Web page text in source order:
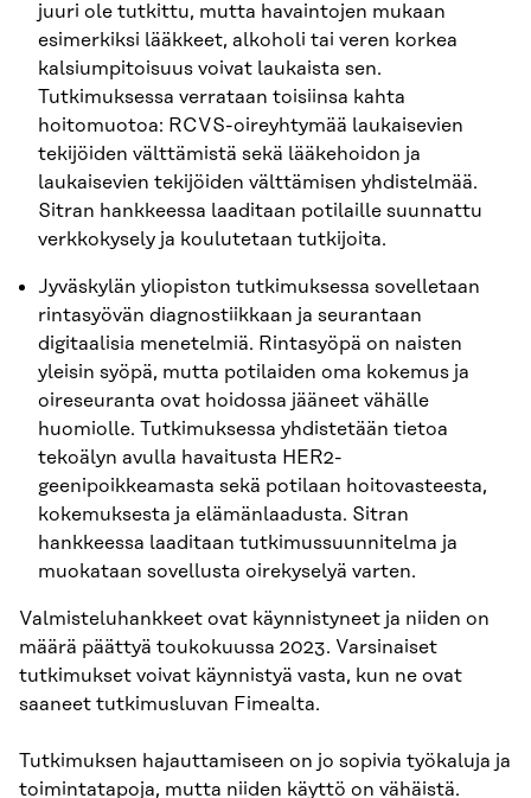
juuri ole tutkittu, mutta havaintojen mukaan
esimerkiksi lääkkeet, alkoholi tai veren korkea
kalsiumpitoisuus voivat laukaista sen.
Tutkimuksessa verrataan toisiinsa kahta
hoitomuotoa: RCVS-oireyhtymää laukaisevien
tekijöiden välttämistä sekä lääkehoidon ja
laukaisevien tekijöiden välttämisen yhdistelmää.
Sitran hankkeessa laaditaan potilaille suunnattu
verkkokysely ja koulutetaan tutkijoita.
Jyväskylän yliopiston tutkimuksessa sovelletaan
rintasyövän diagnostiikkaan ja seurantaan
digitaalisia menetelmiä. Rintasyöpä on naisten
yleisin syöpä, mutta potilaiden oma kokemus ja
oireseuranta ovat hoidossa jääneet vähälle
huomiolle. Tutkimuksessa yhdistetään tietoa
tekoälyn avulla havaitusta HER2-
geenipoikkeamasta sekä potilaan hoitovasteesta,
kokemuksesta ja elämänlaadusta. Sitran
hankkeessa laaditaan tutkimussuunnitelma ja
muokataan sovellusta oirekyselyä varten.
Valmisteluhankkeet ovat käynnistyneet ja niiden on
määrä päättyä toukokuussa 2023. Varsinaiset
tutkimukset voivat käynnistyä vasta, kun ne ovat
saaneet tutkimusluvan Fimealta.
Tutkimuksen hajauttamiseen on jo sopivia työkaluja ja
toimintatapoja, mutta niiden käyttö on vähäistä.